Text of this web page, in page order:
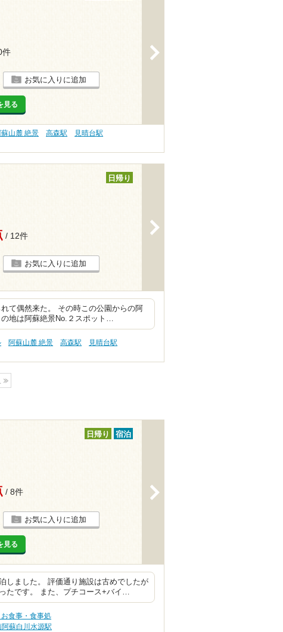
件
お気に入りに追加
見る
蘇山麓 絶景 高森駅
見晴台駅
日帰り
/ 12件
お気に入りに追加
て偶然来た。 その時この公園からの阿
地は阿蘇絶景No.２スポット…
阿蘇山麓 絶景 高森駅
見晴台駅
日帰り 宿泊
/ 8件
お気に入りに追加
見る
しました。 評価通り施設は古めでしたが
たです。 また、プチコース+バイ…
食事・食事処
阿蘇白川水源駅